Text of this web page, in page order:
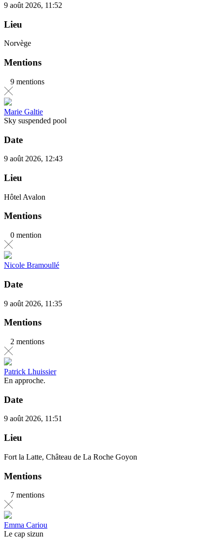
9 août 2026, 11:52
Lieu
Norvège
Mentions
9 mentions
Marie Galtie
Sky suspended pool
Date
9 août 2026, 12:43
Lieu
Hôtel Avalon
Mentions
0 mention
Nicole Bramoullé
Date
9 août 2026, 11:35
Mentions
2 mentions
Patrick Lhuissier
En approche.
Date
9 août 2026, 11:51
Lieu
Fort la Latte, Château de La Roche Goyon
Mentions
7 mentions
Emma Cariou
Le cap sizun